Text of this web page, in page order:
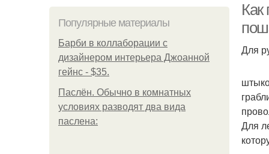
Популярные материалы
Барби в коллаборации с
дизайнером интерьера Джоанной
гейнс - $35.
Паслён. Обычно в комнатных
условиях разводят два вида
паслена:
Как
Для
Для